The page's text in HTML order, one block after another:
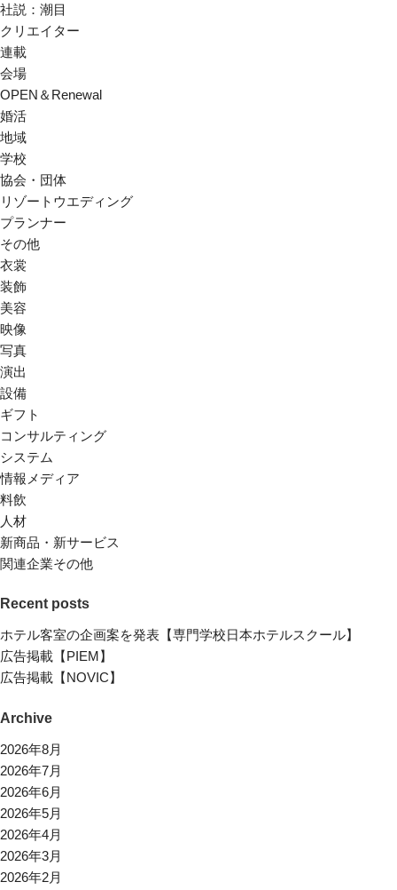
社説：潮目
クリエイター
連載
会場
OPEN＆Renewal
婚活
地域
学校
協会・団体
リゾートウエディング
プランナー
その他
衣裳
装飾
美容
映像
写真
演出
設備
ギフト
コンサルティング
システム
情報メディア
料飲
人材
新商品・新サービス
関連企業その他
Recent posts
ホテル客室の企画案を発表【専門学校日本ホテルスクール】
広告掲載【PIEM】
広告掲載【NOVIC】
Archive
2026年8月
2026年7月
2026年6月
2026年5月
2026年4月
2026年3月
2026年2月